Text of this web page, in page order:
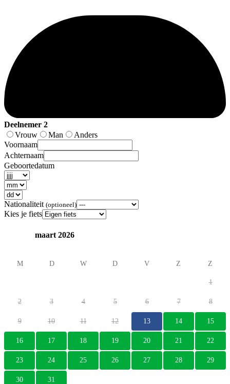
Deelnemer 2
Vrouw
Man
Anders
Voornaam
Achternaam
Geboortedatum
Nationaliteit (optioneel)
Kies je fiets
maart 2026
M D W D V Z Z
1
2 3 4 5 6 7 8
9 10 11 12 13 14 15
16 17 18 19 20 21 22
23 24 25 26 27 28 29
30 31